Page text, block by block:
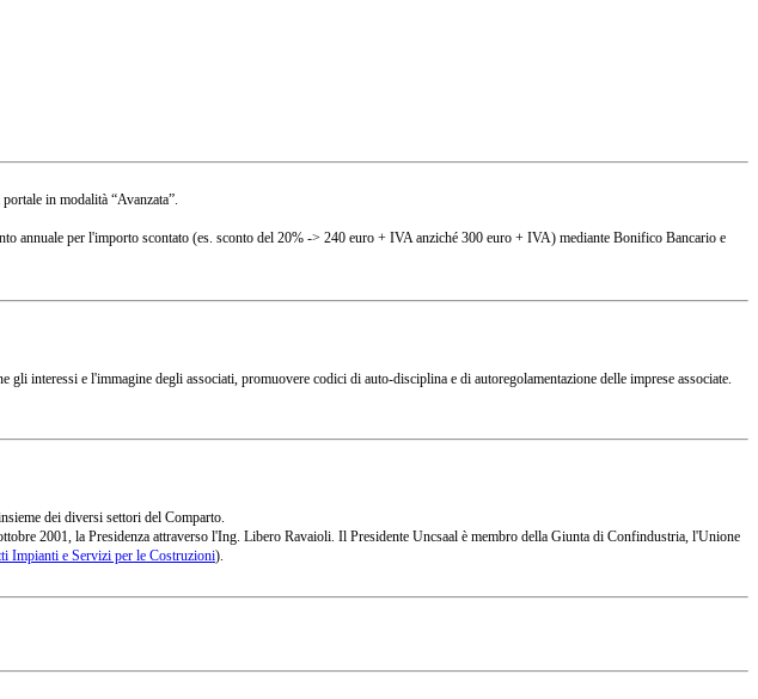
in modalità “Avanzata”.
annuale per l'importo scontato (es. sconto del 20% -> 240 euro + IVA anziché 300 euro + IVA) mediante Bonifico Bancario e
interessi e l'immagine degli associati, promuovere codici di auto-disciplina e di autoregolamentazione delle imprese associate.
dei diversi settori del Comparto.
2001, la Presidenza attraverso l'Ing. Libero Ravaioli. Il Presidente Uncsaal è membro della Giunta di Confindustria, l'Unione
Impianti e Servizi per le Costruzioni).